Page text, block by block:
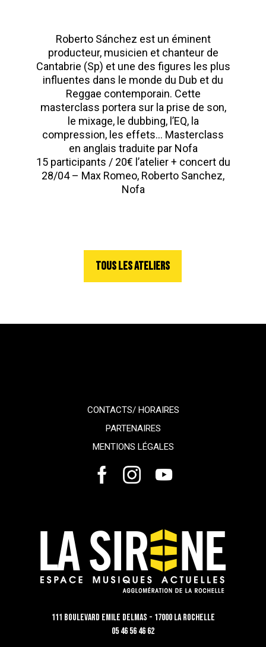
Roberto Sánchez est un éminent
producteur, musicien et chanteur de
Cantabrie (Sp) et une des figures les plus
influentes dans le monde du Dub et du
Reggae contemporain. Cette
masterclass portera sur la prise de son,
le mixage, le dubbing, l’EQ, la
compression, les effets… Masterclass
en anglais traduite par Nofa
15 participants / 20€ l’atelier + concert du
28/04 – Max Romeo, Roberto Sanchez,
Nofa
TOUS LES ATELIERS
CONTACTS/ HORAIRES
PARTENAIRES
MENTIONS LÉGALES
111 Boulevard Emile Delmas - 17000 La Rochelle
05 46 56 46 62